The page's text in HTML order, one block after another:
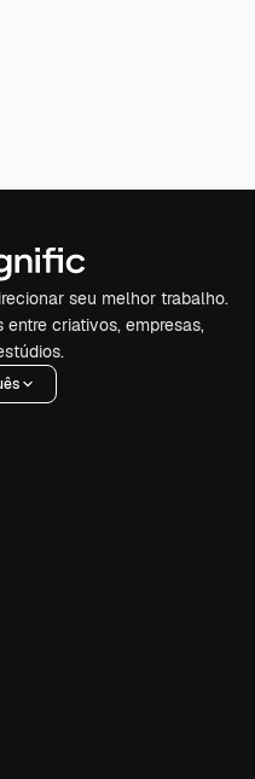
seu melhor trabalho.
entre criativos, empresas,